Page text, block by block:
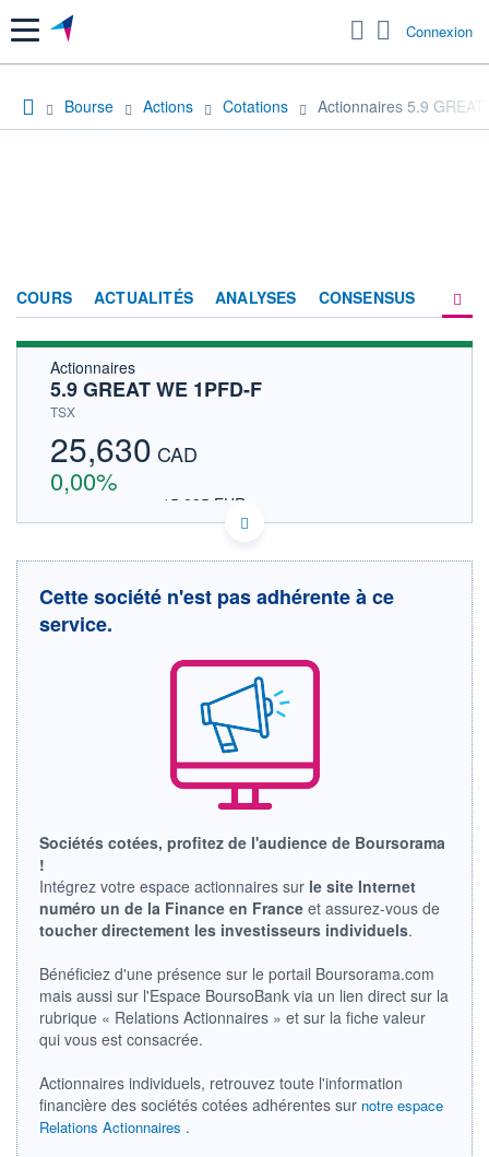
Menu Connexion
Bourse Actions Cotations Actionnaires 5.9
COURS ACTUALITÉS ANALYSES CONSENSUS
Actionnaires
5.9 GREAT WE 1PFD-F
TSX
25,630 CAD
0,00%
15,835 EUR
DONNÉES TEMPS DIFFÉRÉ
Cotation sur les autres places
25,630
+ BAS
0,000
CAPITAL ÉCHANGÉ
0,00%
DERNIER ÉCHANGE
25.07.13 / 20:55:38
LIMITE À LA
BAISSE
LIMITE À LA
HAUSSE
RENDEMENT
ESTIMÉ 2026
-
PER ESTIMÉ
2026
-
DERNIER
DIVIDENDE
0,00 CAD
DATE
DERNIER
DIVIDENDE
-
PROCHAIN
ÉLIGIBILITÉ
Non éligible
Cette société n'est pas adhérente à ce
service.
Sociétés cotées, profitez de l'audience de Boursorama
!
Intégrez votre espace actionnaires sur le site Internet
numéro un de la Finance en France et assurez-vous de
toucher directement les investisseurs individuels.
Bénéficiez d'une présence sur le portail Boursorama.com
mais aussi sur l'Espace BoursoBank via un lien direct sur la
rubrique « Relations Actionnaires » et sur la fiche valeur
qui vous est consacrée.
Actionnaires individuels, retrouvez toute l'information
financière des sociétés cotées adhérentes sur notre espace
Relations Actionnaires .